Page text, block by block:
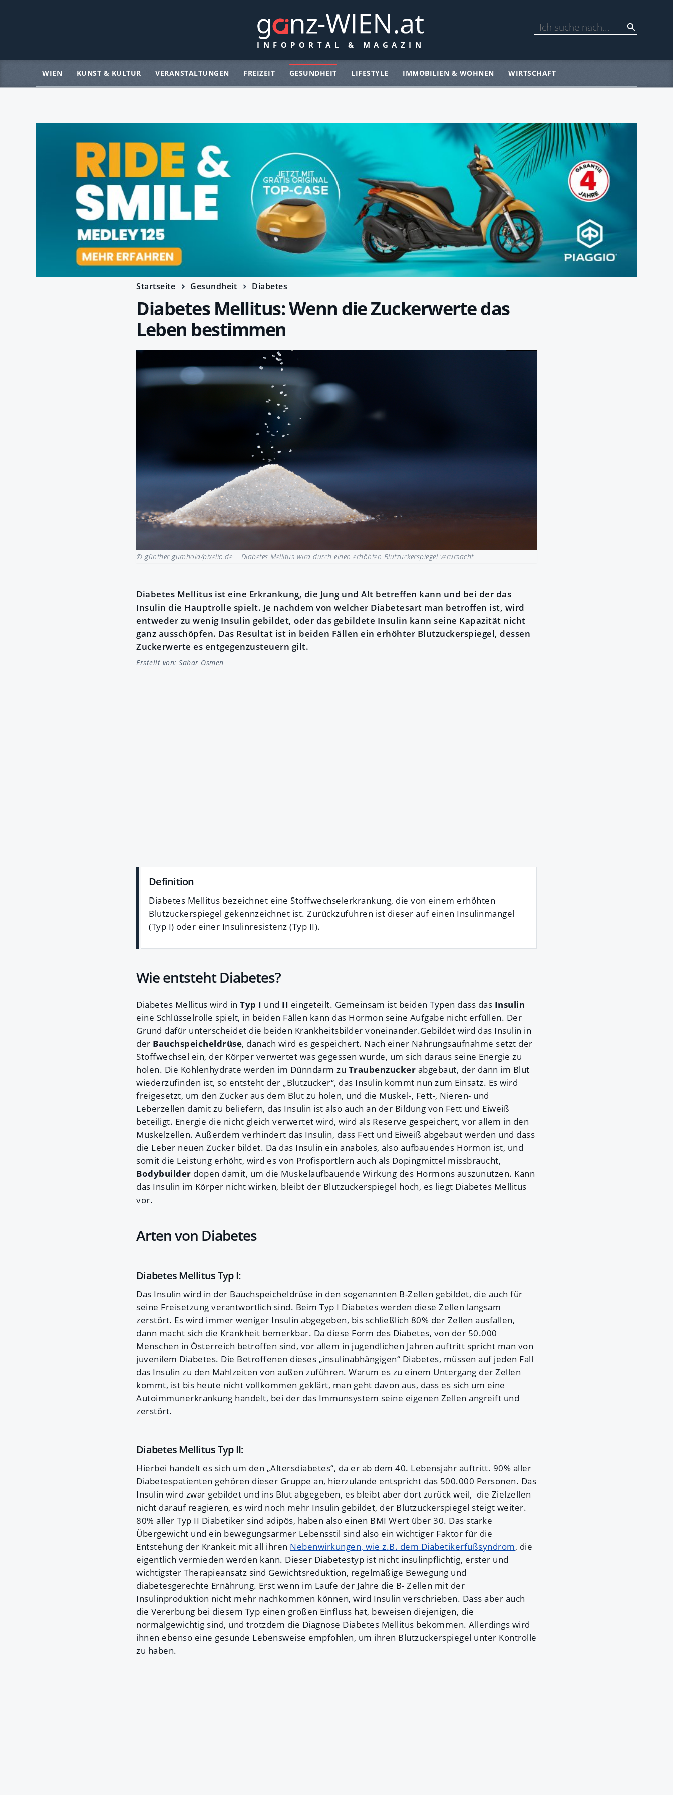
WIEN KUNST & KULTUR VERANSTALTUNGEN FREIZEIT GESUNDHEIT LIFESTYLE IMMOBILIEN & WOHNEN WIRTSCHAFT
Startseite Gesundheit Diabetes
Diabetes Mellitus: Wenn die Zuckerwerte das
Leben bestimmen
© günther gumhold/pixelio.de | Diabetes Mellitus wird durch einen erhöhten Blutzuckerspiegel verursacht
Diabetes Mellitus ist eine Erkrankung, die Jung und Alt betreffen kann und bei der das
Insulin die Hauptrolle spielt. Je nachdem von welcher Diabetesart man betroffen ist, wird
entweder zu wenig Insulin gebildet, oder das gebildete Insulin kann seine Kapazität nicht
ganz ausschöpfen. Das Resultat ist in beiden Fällen ein erhöhter Blutzuckerspiegel, dessen
Zuckerwerte es entgegenzusteuern gilt.
Erstellt von: Sahar Osmen
Definition
Diabetes Mellitus bezeichnet eine Stoffwechselerkrankung, die von einem erhöhten
Blutzuckerspiegel gekennzeichnet ist. Zurückzufuhren ist dieser auf einen Insulinmangel
(Typ I) oder einer Insulinresistenz (Typ II).
Wie entsteht Diabetes?
Diabetes Mellitus wird in Typ I und II eingeteilt. Gemeinsam ist beiden Typen dass das Insulin
eine Schlüsselrolle spielt, in beiden Fällen kann das Hormon seine Aufgabe nicht erfüllen. Der
Grund dafür unterscheidet die beiden Krankheitsbilder voneinander.Gebildet wird das Insulin in
der Bauchspeicheldrüse, danach wird es gespeichert. Nach einer Nahrungsaufnahme setzt der
Stoffwechsel ein, der Körper verwertet was gegessen wurde, um sich daraus seine Energie zu
holen. Die Kohlenhydrate werden im Dünndarm zu Traubenzucker abgebaut, der dann im Blut
wiederzufinden ist, so entsteht der „Blutzucker“, das Insulin kommt nun zum Einsatz. Es wird
freigesetzt, um den Zucker aus dem Blut zu holen, und die Muskel-, Fett-, Nieren- und
Leberzellen damit zu beliefern, das Insulin ist also auch an der Bildung von Fett und Eiweiß
beteiligt. Energie die nicht gleich verwertet wird, wird als Reserve gespeichert, vor allem in den
Muskelzellen. Außerdem verhindert das Insulin, dass Fett und Eiweiß abgebaut werden und dass
die Leber neuen Zucker bildet. Da das Insulin ein anaboles, also aufbauendes Hormon ist, und
somit die Leistung erhöht, wird es von Profisportlern auch als Dopingmittel missbraucht,
Bodybuilder dopen damit, um die Muskelaufbauende Wirkung des Hormons auszunutzen. Kann
das Insulin im Körper nicht wirken, bleibt der Blutzuckerspiegel hoch, es liegt Diabetes Mellitus
vor.
Arten von Diabetes
Diabetes Mellitus Typ I:
Das Insulin wird in der Bauchspeicheldrüse in den sogenannten B-Zellen gebildet, die auch für
seine Freisetzung verantwortlich sind. Beim Typ I Diabetes werden diese Zellen langsam
zerstört. Es wird immer weniger Insulin abgegeben, bis schließlich 80% der Zellen ausfallen,
dann macht sich die Krankheit bemerkbar. Da diese Form des Diabetes, von der 50.000
Menschen in Österreich betroffen sind, vor allem in jugendlichen Jahren auftritt spricht man von
juvenilem Diabetes. Die Betroffenen dieses „insulinabhängigen“ Diabetes, müssen auf jeden Fall
das Insulin zu den Mahlzeiten von außen zuführen. Warum es zu einem Untergang der Zellen
kommt, ist bis heute nicht vollkommen geklärt, man geht davon aus, dass es sich um eine
Autoimmunerkrankung handelt, bei der das Immunsystem seine eigenen Zellen angreift und
zerstört.
Diabetes Mellitus Typ II:
Hierbei handelt es sich um den „Altersdiabetes“, da er ab dem 40. Lebensjahr auftritt. 90% aller
Diabetespatienten gehören dieser Gruppe an, hierzulande entspricht das 500.000 Personen. Das
Insulin wird zwar gebildet und ins Blut abgegeben, es bleibt aber dort zurück weil, die Zielzellen
nicht darauf reagieren, es wird noch mehr Insulin gebildet, der Blutzuckerspiegel steigt weiter.
80% aller Typ II Diabetiker sind adipös, haben also einen BMI Wert über 30. Das starke
Übergewicht und ein bewegungsarmer Lebensstil sind also ein wichtiger Faktor für die
Entstehung der Krankeit mit all ihren Nebenwirkungen, wie z.B. dem Diabetikerfußsyndrom, die
eigentlich vermieden werden kann. Dieser Diabetestyp ist nicht insulinpflichtig, erster und
wichtigster Therapieansatz sind Gewichtsreduktion, regelmäßige Bewegung und
diabetesgerechte Ernährung. Erst wenn im Laufe der Jahre die B- Zellen mit der
Insulinproduktion nicht mehr nachkommen können, wird Insulin verschrieben. Dass aber auch
die Vererbung bei diesem Typ einen großen Einfluss hat, beweisen diejenigen, die
normalgewichtig sind, und trotzdem die Diagnose Diabetes Mellitus bekommen. Allerdings wird
ihnen ebenso eine gesunde Lebensweise empfohlen, um ihren Blutzuckerspiegel unter Kontrolle
zu haben.